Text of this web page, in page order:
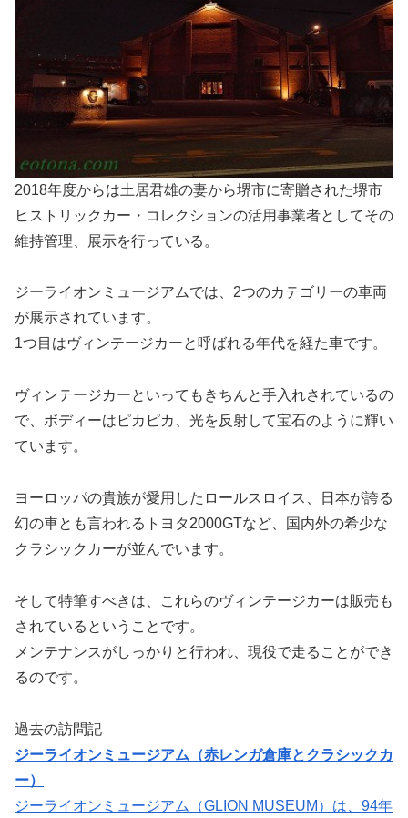
2018年度からは土居君雄の妻から堺市に寄贈された堺市
ヒストリックカー・コレクションの活用事業者としてその
維持管理、展示を行っている。
ジーライオンミュージアムでは、2つのカテゴリーの車両
が展示されています。
1つ目はヴィンテージカーと呼ばれる年代を経た車です。
ヴィンテージカーといってもきちんと手入れされているの
で、ボディーはピカピカ、光を反射して宝石のように輝い
ています。
ヨーロッパの貴族が愛用したロールスロイス、日本が誇る
幻の車とも言われるトヨタ2000GTなど、国内外の希少な
クラシックカーが並んでいます。
そして特筆すべきは、これらのヴィンテージカーは販売も
されているということです。
メンテナンスがしっかりと行われ、現役で走ることができ
るのです。
過去の訪問記
ジーライオンミュージアム（赤レンガ倉庫とクラシックカ
ー）
ジーライオンミュージアム（GLION MUSEUM）は、94年